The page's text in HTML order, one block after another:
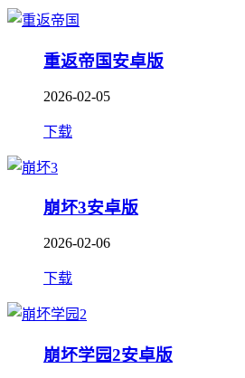
重返帝国安卓版
2026-02-05
下载
崩坏3安卓版
2026-02-06
下载
崩坏学园2安卓版